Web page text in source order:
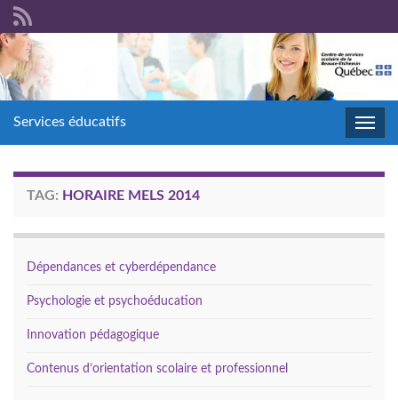
Services éducatifs
TAG: HORAIRE MELS 2014
Dépendances et cyberdépendance
Psychologie et psychoéducation
Innovation pédagogique
Contenus d’orientation scolaire et professionnel